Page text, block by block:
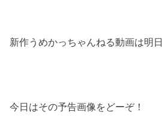
新作うめかっちゃんねる動画は明
今日はその予告画像をどーぞ！